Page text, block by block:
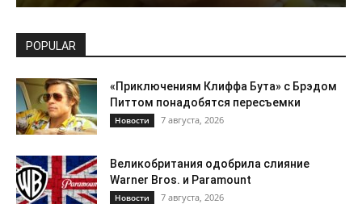
POPULAR
«Приключениям Клиффа Бута» с Брэдом
Питтом понадобятся пересъемки
Новости 7 августа, 2026
Великобритания одобрила слияние
Warner Bros. и Paramount
Новости 7 августа, 2026